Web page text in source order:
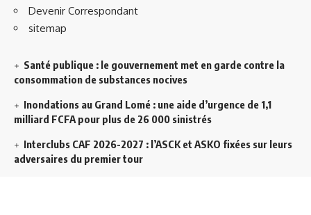
Devenir Correspondant
sitemap
Santé publique : le gouvernement met en garde contre la
consommation de substances nocives
Inondations au Grand Lomé : une aide d’urgence de 1,1
milliard FCFA pour plus de 26 000 sinistrés
Interclubs CAF 2026-2027 : l’ASCK et ASKO fixées sur leurs
adversaires du premier tour